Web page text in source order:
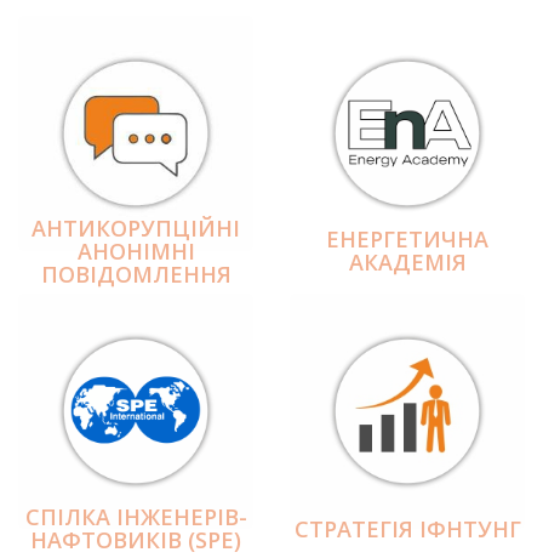
АНТИКОРУПЦІЙНІ
АНОНІМНІ
ПОВІДОМЛЕННЯ
ЕНЕРГЕТИЧНА
АКАДЕМІЯ
СПІЛКА ІНЖЕНЕРІВ-
НАФТОВИКІВ (SPE) СТРАТЕГІЯ ІФНТУНГ